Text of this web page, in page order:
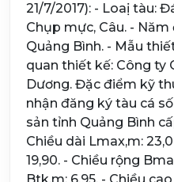
21/7/2017): - Loaị tàu:
Chụp mực, Câu. - Năm
Quảng Bình. - Mẫu
quan thiết kế: Công ty
Dương. Đặc điểm kỹ
nhận đăng ký tàu cá
sản tỉnh Quảng Bình
Chiều dài Lmax,m:
19,90. - Chiều rộng